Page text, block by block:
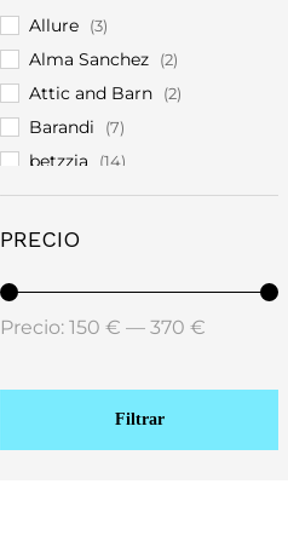
Allure (3)
Alma Sanchez (2)
Attic and Barn (2)
Barandi (7)
betzzia (14)
Bruuns Baazar (1)
Carol Ruiz
Costamani (12)
coster (59)
Garance Paris
PRECIO
Filtrar
Precio: 150 € — 370 €